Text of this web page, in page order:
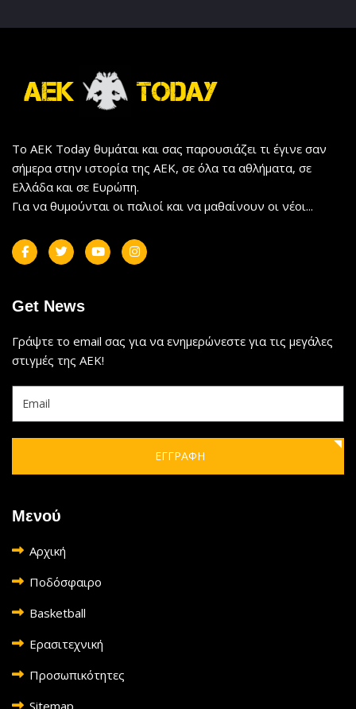
Το AEK Today θυμάται και σας παρουσιάζει τι έγινε σαν
σήμερα στην ιστορία της ΑΕΚ, σε όλα τα αθλήματα, σε
Ελλάδα και σε Ευρώπη.
Για να θυμούνται οι παλιοί και να μαθαίνουν οι νέοι...
Get News
Γράψτε το email σας για να ενημερώνεστε για τις μεγάλες
στιγμές της ΑΕΚ!
ΕΓΓΡΑΦΗ
Μενού
Αρχική
Ποδόσφαιρο
Basketball
Ερασιτεχνική
Προσωπικότητες
Sitemap